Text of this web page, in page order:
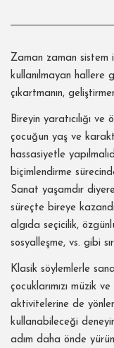
Zaman zaman sistem
kullanılmayan hallere
çıkartmanın,
Bireyin yaratıcılığı
çocuğun yaş ve
hassasiyetle
biçimlendirme
Sanat yaşamdır
süreçte bireye
algıda seçicilik,
sosyalleşme, vs. gibi
Klasik söylemlerle
çocuklarımızı müzik
aktivitelerine de
kullanabileceği
adım daha önde